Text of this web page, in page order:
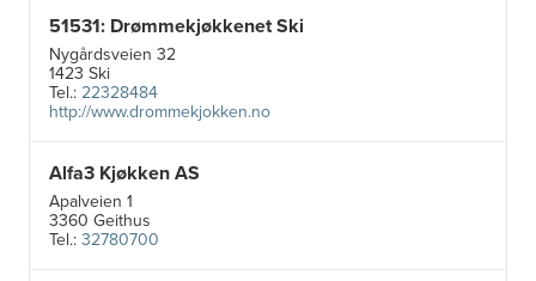
51531: Drømmekjøkkenet Ski
Nygårdsveien 32
1423 Ski
Tel.:22328484
http://www.drommekjokken.no
Alfa3 Kjøkken AS
Apalveien 1
3360 Geithus
Tel.:32780700